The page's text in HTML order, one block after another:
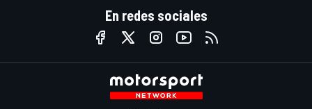
En redes sociales